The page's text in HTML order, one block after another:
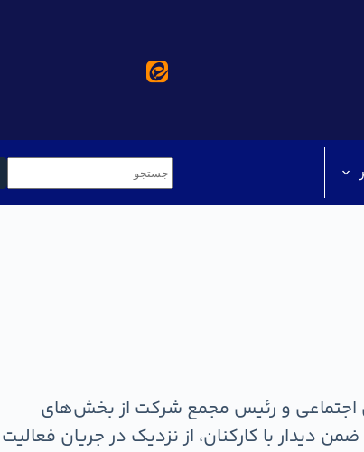
اجتماعی و رئیس مجمع شرکت از بخش‌های
دیدار با کارکنان، از نزدیک در جریان فعالیت